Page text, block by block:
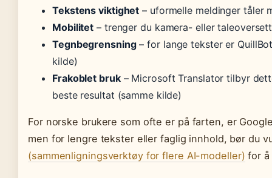
Tekstens viktighet – uformelle meldinger tåler
Mobilitet – trenger du kamera- eller
Tegnbegrensning– for lange tekster er
kilde)
Frakoblet bruk– Microsoft Translator tilbyr
beste resultat (samme kilde)
For norske brukere som ofte er på farten, er
men for lengre tekster eller faglig innhold, bør du
(sammenligningsverktøy for flere AI-modeller) for å